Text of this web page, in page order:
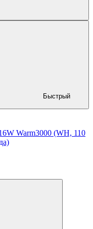
Быстрый
Warm3000 (WH, 110